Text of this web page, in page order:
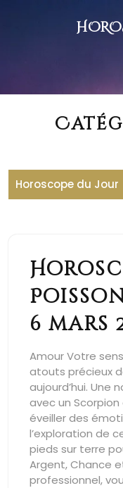
Horoscope du Jour
6 mars
Amour Votre
atouts précieux
aujourd’hui. Une
avec un
éveiller des
l’exploration de
pieds sur terre
Argent, Chance
professionnel,